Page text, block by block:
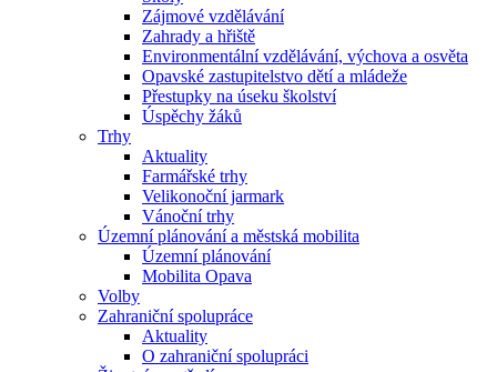
Zájmové vzdělávání
Zahrady a hřiště
Environmentální vzdělávání, výchova a osvěta
Opavské zastupitelstvo dětí a mládeže
Přestupky na úseku školství
Úspěchy žáků
Trhy
Aktuality
Farmářské trhy
Velikonoční jarmark
Vánoční trhy
Územní plánování a městská mobilita
Územní plánování
Mobilita Opava
Volby
Zahraniční spolupráce
Aktuality
O zahraniční spolupráci